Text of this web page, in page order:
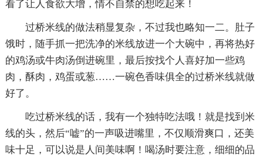
看了让人食欲大增，情不自禁的想吃起来！
过桥米线的做法稍显复杂，不过我也略知一二。肚子
饿时，随手抓一把洗净的米线放进一个大碗中，再将热好
的鸡汤或牛肉汤倒进碗里，最后按找个人喜好加一些鸡
肉，酥肉，鸡蛋或葱……一碗色香味俱全的过桥米线就做
好了。
吃过桥米线的话，我有一个独特吃法哦！就是找到米
线的头，然后“嘘”的一声吸进嘴里，不仅顺滑爽口，还美
味十足，可以说是人间美味啊！喝汤时要注意，细细的品